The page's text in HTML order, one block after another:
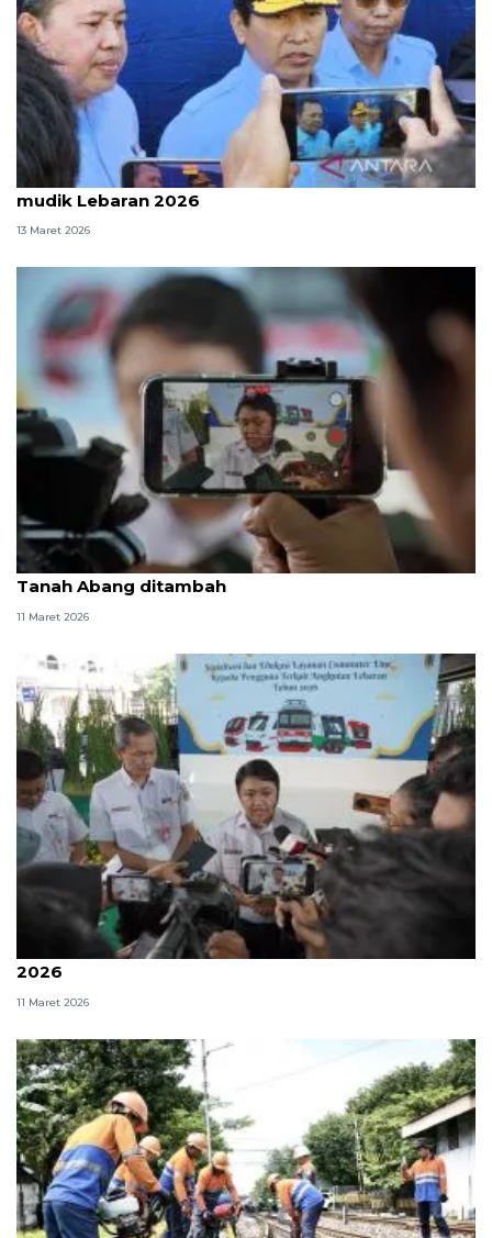
KAI Daop 2 Bandung awasi 55 titik rawan pada
mudik Lebaran 2026
13 Maret 2026
Libur Lebaran, perjalanan kereta Rangkasbitung-
Tanah Abang ditambah
11 Maret 2026
Tiga stasiun ini paling padat saat libur Lebaran
2026
11 Maret 2026